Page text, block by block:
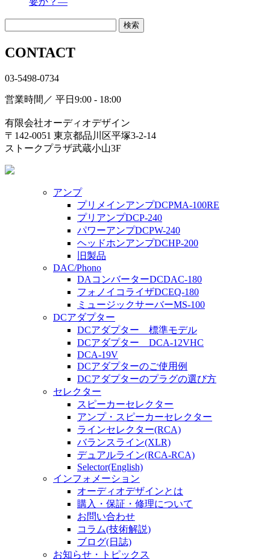
CONTACT
03-5498-0734
営業時間／ 平日9:00 - 18:00
有限会社オーディオデザイン
〒142-0051 東京都品川区平塚3-2-14
ストークプラザ武蔵小山3F
アンプ
プリメインアンプDCPMA-100RE
プリアンプDCP-240
パワーアンプDCPW-240
ヘッドホンアンプDCHP-200
旧製品
DAC/Phono
DAコンバーターDCDAC-180
フォノイコライザDCEQ-180
ミュージックサーバーMS-100
DCアダプター
DCアダプター 標準モデル
DCアダプター DCA-12VHC
DCA-19V
DCアダプターのご使用例
DCアダプターのプラグの選び方
セレクター
スピーカーセレクター
アンプ・スピーカーセレクター
ラインセレクター(RCA)
バランスライン(XLR)
デュアルライン(RCA-RCA)
Selector(English)
インフォメーション
オーディオデザインとは
購入・保証・修理について
お問い合わせ
コラム(技術解説)
ブログ(日誌)
お知らせ・トピックス